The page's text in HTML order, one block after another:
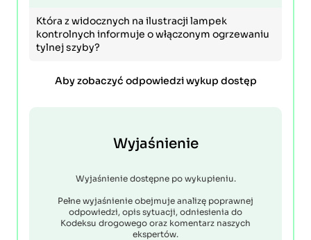
Która z widocznych na ilustracji lampek
kontrolnych informuje o włączonym ogrzewaniu
tylnej szyby?
Aby zobaczyć odpowiedzi wykup dostęp
Wyjaśnienie
Wyjaśnienie dostępne po wykupieniu.
Pełne wyjaśnienie obejmuje analizę poprawnej
odpowiedzi, opis sytuacji, odniesienia do
Kodeksu drogowego oraz komentarz naszych
ekspertów.